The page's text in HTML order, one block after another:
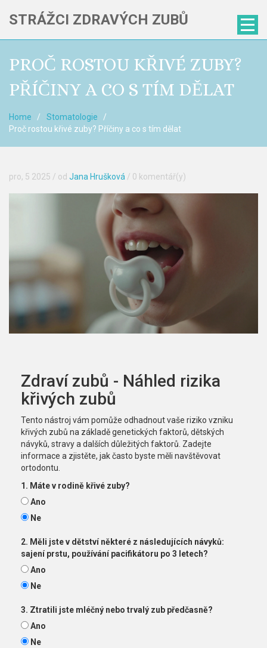
STRÁŽCI ZDRAVÝCH ZUBŮ
PROČ ROSTOU KŘIVÉ ZUBY?
PŘÍČINY A CO S TÍM DĚLAT
Home
Stomatologie
Proč rostou křivé zuby? Příčiny a co s tím dělat
pro, 5 2025 / od Jana Hrušková / 0 komentář(y)
Zdraví zubů - Náhled rizika
křivých zubů
Tento nástroj vám pomůže odhadnout vaše riziko vzniku
křivých zubů na základě genetických faktorů, dětských
návyků, stravy a dalších důležitých faktorů. Zadejte
informace a zjistěte, jak často byste měli navštěvovat
ortodontu.
1. Máte v rodině křivé zuby?
Ano
Ne
2. Měli jste v dětství některé z následujících návyků:
sajení prstu, používání pacifikátoru po 3 letech?
Ano
Ne
3. Ztratili jste mléčný nebo trvalý zub předčasně?
Ano
Ne